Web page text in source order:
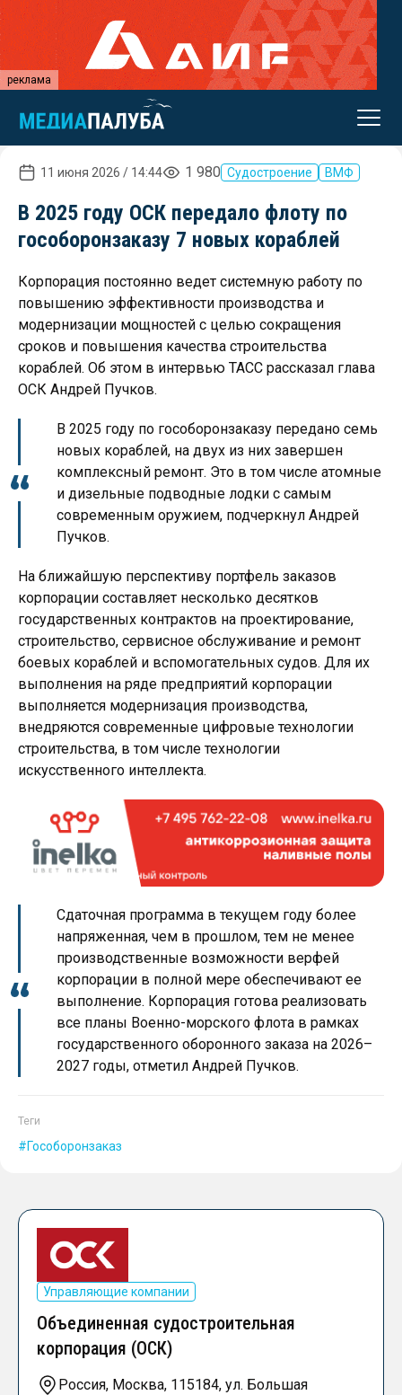
реклама
11 июня 2026 / 14:44 1 980 Судостроение ВМФ
В 2025 году ОСК передало флоту по
гособоронзаказу 7 новых кораблей
Корпорация постоянно ведет системную работу по
повышению эффективности производства и
модернизации мощностей с целью сокращения
сроков и повышения качества строительства
кораблей. Об этом в интервью ТАСС рассказал глава
ОСК Андрей Пучков.
В 2025 году по гособоронзаказу передано семь
новых кораблей, на двух из них завершен
комплексный ремонт. Это в том числе атомные
и дизельные подводные лодки с самым
современным оружием, подчеркнул Андрей
Пучков.
На ближайшую перспективу портфель заказов
корпорации составляет несколько десятков
государственных контрактов на проектирование,
строительство, сервисное обслуживание и ремонт
боевых кораблей и вспомогательных судов. Для их
выполнения на ряде предприятий корпорации
выполняется модернизация производства,
внедряются современные цифровые технологии
строительства, в том числе технологии
искусственного интеллекта.
Сдаточная программа в текущем году более
напряженная, чем в прошлом, тем не менее
производственные возможности верфей
корпорации в полной мере обеспечивают ее
выполнение. Корпорация готова реализовать
все планы Военно-морского флота в рамках
государственного оборонного заказа на 2026–
2027 годы, отметил Андрей Пучков.
Теги
Гособоронзаказ
Управляющие компании
Объединенная судостроительная
корпорация (ОСК)
Россия, Москва, 115184, ул. Большая